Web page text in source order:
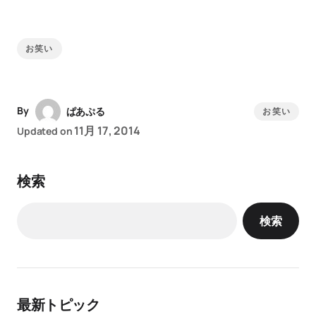
お笑い
By
ぱあぷる
Updated on 11月 17, 2014
お笑い
検索
検索
最新トピック